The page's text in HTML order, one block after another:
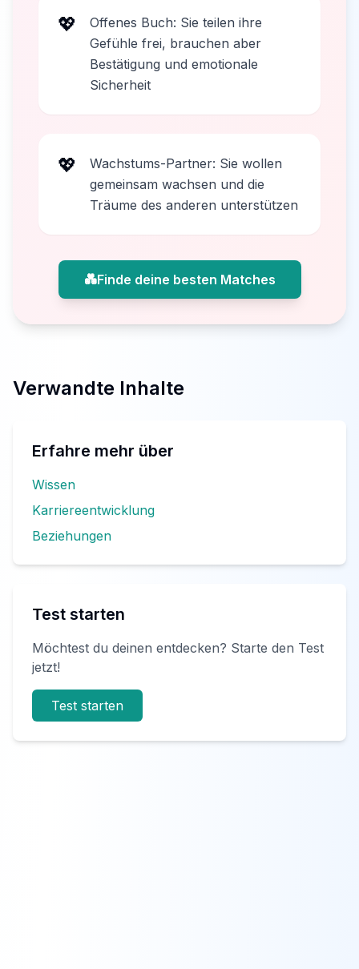
💖
Offenes Buch: Sie teilen ihre
Gefühle frei, brauchen aber
Bestätigung und emotionale
Sicherheit
💖
Wachstums-Partner: Sie wollen
gemeinsam wachsen und die
Träume des anderen unterstützen
💑Finde deine besten Matches
Verwandte Inhalte
Erfahre mehr über
Wissen
Karriereentwicklung
Beziehungen
Test starten
Möchtest du deinen entdecken? Starte den Test
jetzt!
Test starten